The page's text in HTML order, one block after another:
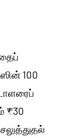
100
₹30